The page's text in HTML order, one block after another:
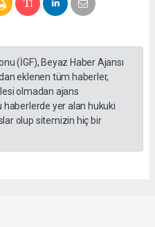
(İGF), Beyaz Haber Ajansı
eklenen tüm haberler,
olmadan ajans
haberlerde yer alan hukuki
olup sitemizin hiç bir